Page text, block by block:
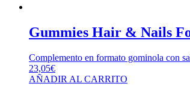
Gummies Hair & Nails
Complemento en formato gominola con
23,05€
AÑADIR AL CARRITO